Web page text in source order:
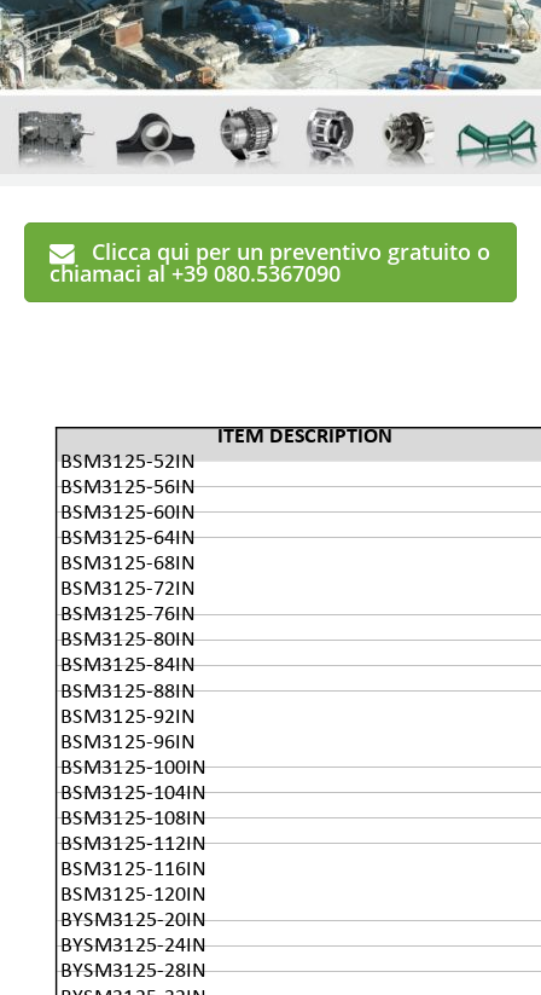
Clicca qui per un preventivo gratuito o
chiamaci al +39 080.5367090
ITEM DESCRIPTION
BSM3125-52IN
BSM3125-56IN
BSM3125-60IN
BSM3125-64IN
BSM3125-68IN
BSM3125-72IN
BSM3125-76IN
BSM3125-80IN
BSM3125-84IN
BSM3125-88IN
BSM3125-92IN
BSM3125-96IN
BSM3125-100IN
BSM3125-104IN
BSM3125-108IN
BSM3125-112IN
BSM3125-116IN
BSM3125-120IN
BYSM3125-20IN
BYSM3125-24IN
BYSM3125-28IN